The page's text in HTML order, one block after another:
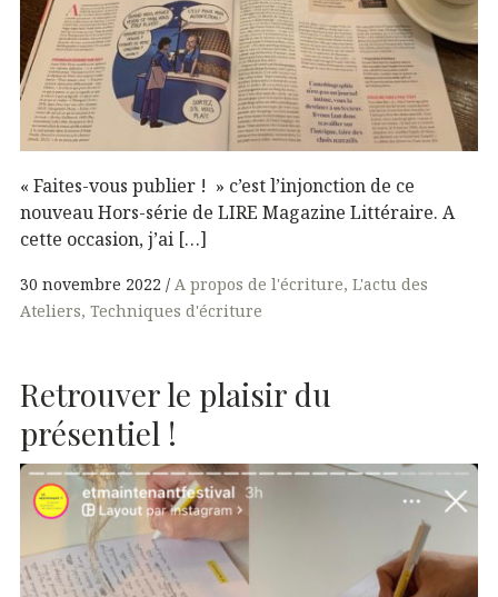
« Faites-vous publier ! » c’est l’injonction de ce
nouveau Hors-série de LIRE Magazine Littéraire. A
cette occasion, j’ai […]
30 novembre 2022 A propos de l'écriture L'actu des
Ateliers Techniques d'écriture
Retrouver le plaisir du
présentiel !